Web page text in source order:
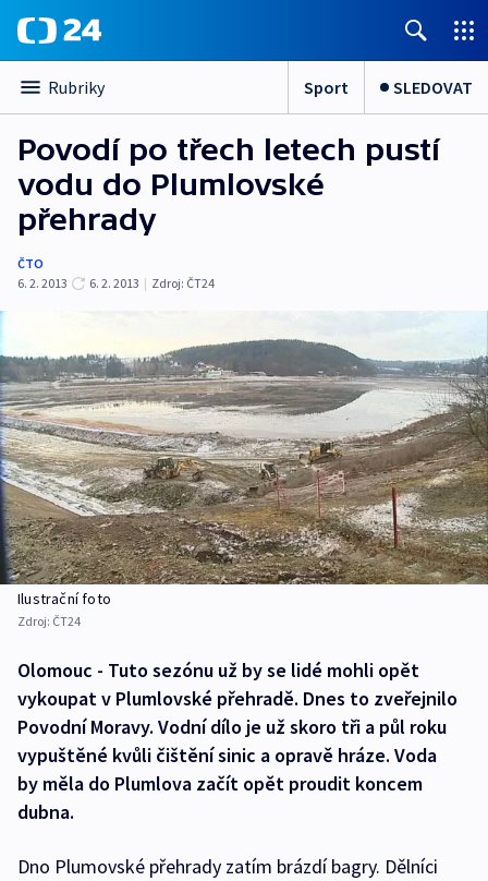
Rubriky Sport SLEDOVAT
Povodí po třech letech pustí
vodu do Plumlovské
přehrady
ČTO
6. 2. 2013
6. 2. 2013 | Zdroj: ČT24
Ilustrační foto
Zdroj: ČT24
Olomouc - Tuto sezónu už by se lidé mohli opět
vykoupat v Plumlovské přehradě. Dnes to zveřejnilo
Povodní Moravy. Vodní dílo je už skoro tři a půl roku
vypuštěné kvůli čištění sinic a opravě hráze. Voda
by měla do Plumlova začít opět proudit koncem
dubna.
Dno Plumovské přehrady zatím brázdí bagry. Dělníci